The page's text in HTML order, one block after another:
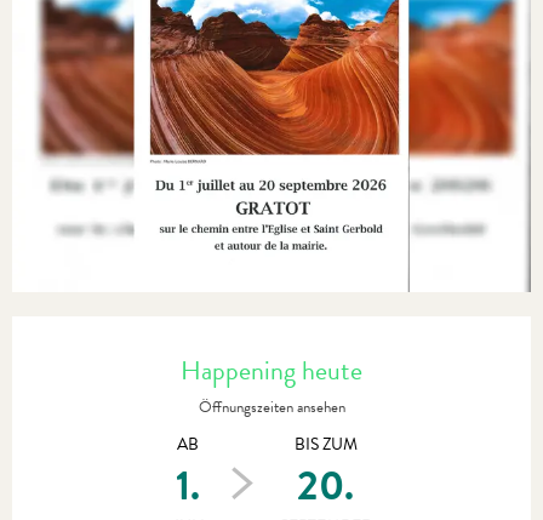
Happening heute
Öffnungszeiten ansehen
AB
1.
BIS ZUM
20.